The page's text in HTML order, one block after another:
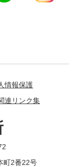
情報保護
連リンク集
町2番22号